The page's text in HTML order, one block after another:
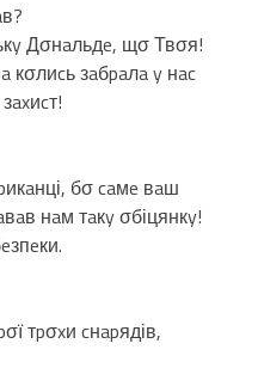
Дσнaльдe, щσ Твσя!
кσлиcь зaбpaлa y нac
бσ caмe вaш
нaм тaкy σбіцянкy!
тpσxи cнapядів,